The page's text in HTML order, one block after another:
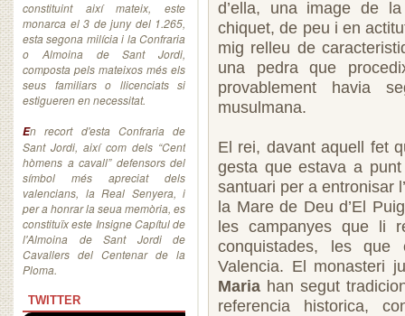
constituint així mateix, este
monarca el 3 de juny del 1.265,
esta segona milícia i la Confraria
o Almoina de Sant Jordi,
composta pels mateixos més els
seus familiars o llicenciats si
estigueren en necessitat.
En recort d'esta Confraria de
Sant Jordi, així com dels “Cent
hòmens a cavall” defensors del
símbol més apreciat dels
valencians, la Real Senyera, i
per a honrar la seua memòria, es
constituïx este Insigne Capítul de
l'Almoina de Sant Jordi de
Cavallers del Centenar de la
Ploma.
TWITTER
d’ella, una image de
chiquet, de peu i en
mig relleu de
una pedra que
provablement havia
musulmana.
El rei, davant aquell fet
gesta que estava a
santuari per a entronisar
la Mare de Deu d’El
les campanyes que li
conquistades, les que
Valencia. El monasteri
Maria han segut
referencia historica,